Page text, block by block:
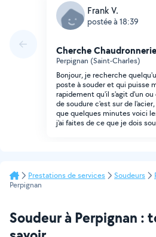
Frank V.
postée à 18:39
Cherche
Perpignan (Saint-Charles)
Bonjour, je recherche
poste à souder et qui puisse
rapidement qu'il s'agit d'un
de soudure c'est sur de
que quelques minutes voici
j'ai faites de ce que je dois
Prestations de services Soudeurs
Perpignan
Soudeur à Perpignan :